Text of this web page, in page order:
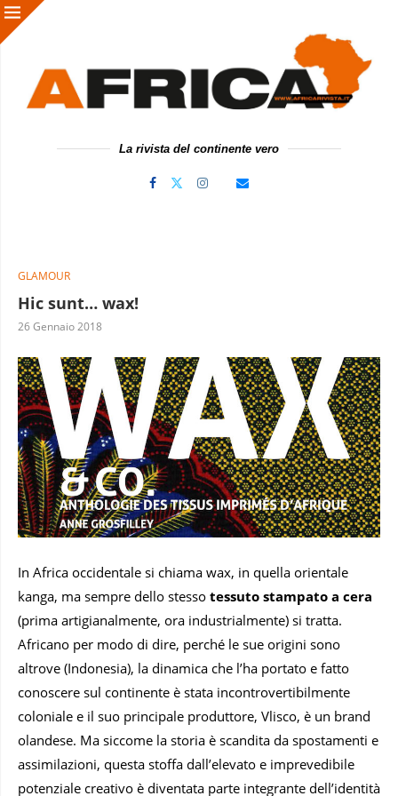
La rivista del continente vero
GLAMOUR
Hic sunt… wax!
26 Gennaio 2018
In Africa occidentale si chiama wax, in quella orientale
kanga, ma sempre dello stesso tessuto stampato a cera
(prima artigianalmente, ora industrialmente) si tratta.
Africano per modo di dire, perché le sue origini sono
altrove (Indonesia), la dinamica che l’ha portato e fatto
conoscere sul continente è stata incontrovertibilmente
coloniale e il suo principale produttore, Vlisco, è un brand
olandese. Ma siccome la storia è scandita da spostamenti e
assimilazioni, questa stoffa dall’elevato e imprevedibile
potenziale creativo è diventata parte integrante dell’identità